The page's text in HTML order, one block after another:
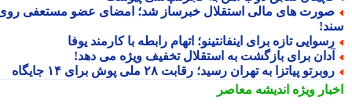
های مالی استقلال خبرساز شد؛ امضای عضو مستعفی روی
تازه برای اینفانتینو؛ اتهام رابطه با کارمند یوفا
برای بازگشت به استقلال تخفیف ویژه می دهد!
پیاتزا به تهران رسید؛ رقابت ۲۸ ملی پوش برای ۱۴ جایگاه
ویژهاندیشه معاصر